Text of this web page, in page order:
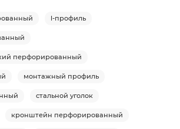
l-профиль
перфорированный
монтажный профиль
стальной уголок
кронштейн перфорированный